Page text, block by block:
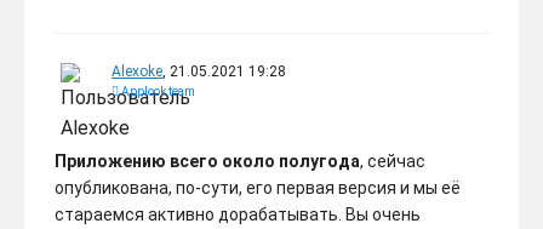
Alexoke , 21.05.2021 19:28
Applook team
Приложению всего около полугода, сейчас
опубликована, по-сути, его первая версия и мы её
стараемся активно дорабатывать. Вы очень